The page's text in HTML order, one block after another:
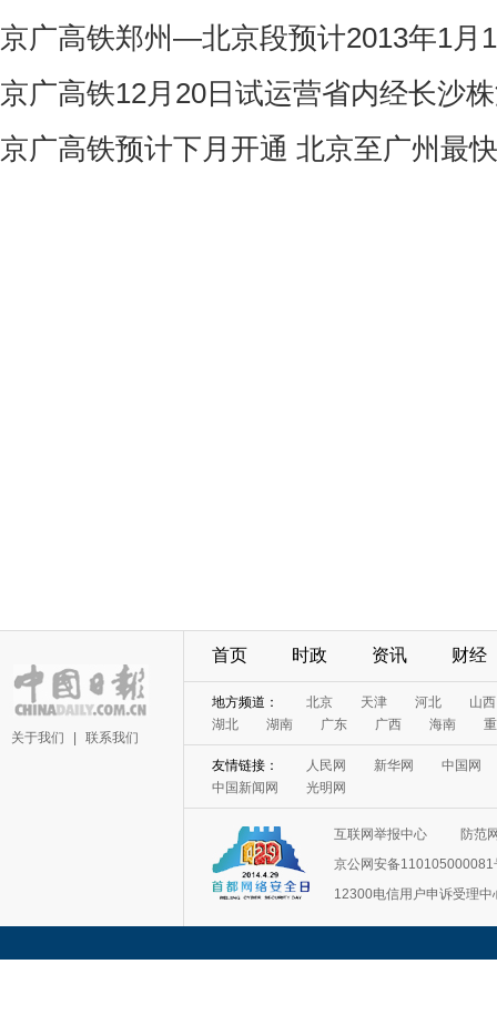
京广高铁郑州―北京段预计2013年1月
京广高铁12月20日试运营省内经长沙
京广高铁预计下月开通 北京至广州最
关于我们 联系我们
首页 时政 资讯 财经
地方频道： 北京 天津 河北
山西
湖北
湖南 广东 广西 海南
友情链接： 人民网 新华网
中国网
中国新闻网
光明网
互联网举报中心
防范
京公网安备110105000081
12300电信用户申诉受理中